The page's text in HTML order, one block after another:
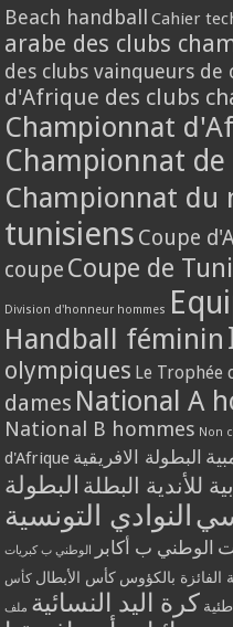
Beach handball Cahier
arabe des clubs
des clubs vainqueurs de
d'Afrique des clubs
Championnat
Championnat de
Championnat du
tunisiens Coupe
coupe Coupe de
Division d'honneur hommes
Handball féminin
olympiques Le Trophée
dames National A
National B hommes Non
d'Afrique البطولة الافريقية
للأندية البطلة البطولة
النوادي التونسية
الوطني ب أكابر الوطني ب كبريات
الفائزة بالكؤوس كأس الأبطال كأس
كرة اليد النسائية ملف